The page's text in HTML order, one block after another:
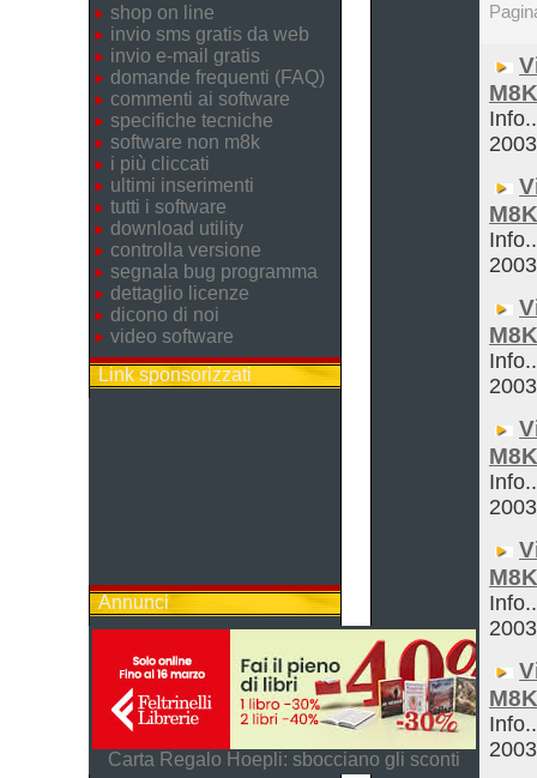
shop on line
invio sms gratis da web
invio e-mail gratis
domande frequenti (FAQ)
commenti ai software
specifiche tecniche
software non m8k
i più cliccati
ultimi inserimenti
tutti i software
download utility
controlla versione
segnala bug programma
dettaglio licenze
dicono di noi
video software
Link sponsorizzati
Annunci
Carta Regalo Hoepli: sbocciano gli sconti
2003
2003
2003
2003
2003
2003